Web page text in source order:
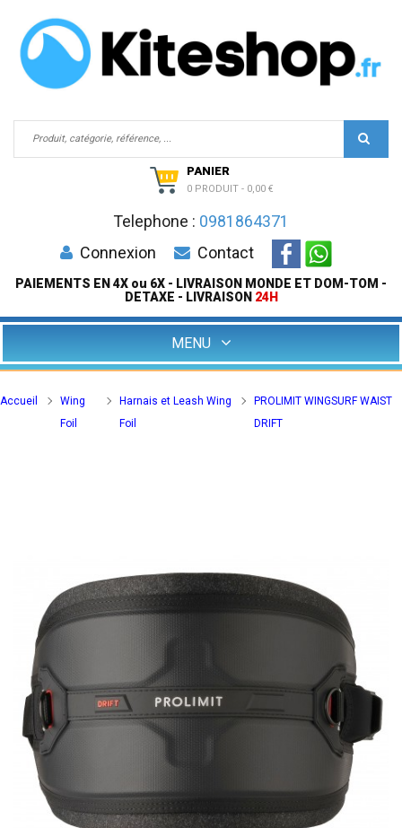
PANIER
0 PRODUIT - 0,00 €
Telephone : 0981864371
Connexion
Contact
PAIEMENTS EN 4X ou 6X - LIVRAISON MONDE ET DOM-TOM -
DETAXE - LIVRAISON 24H
MENU
Accueil
Wing
Foil
Harnais et Leash Wing
Foil
PROLIMIT WINGSURF WAIST
DRIFT